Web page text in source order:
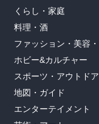
くらし・家庭
料理・酒
ファッション・美容
ホビー&カルチャー
スポーツ・アウトドア
地図・ガイド
エンターテイメント